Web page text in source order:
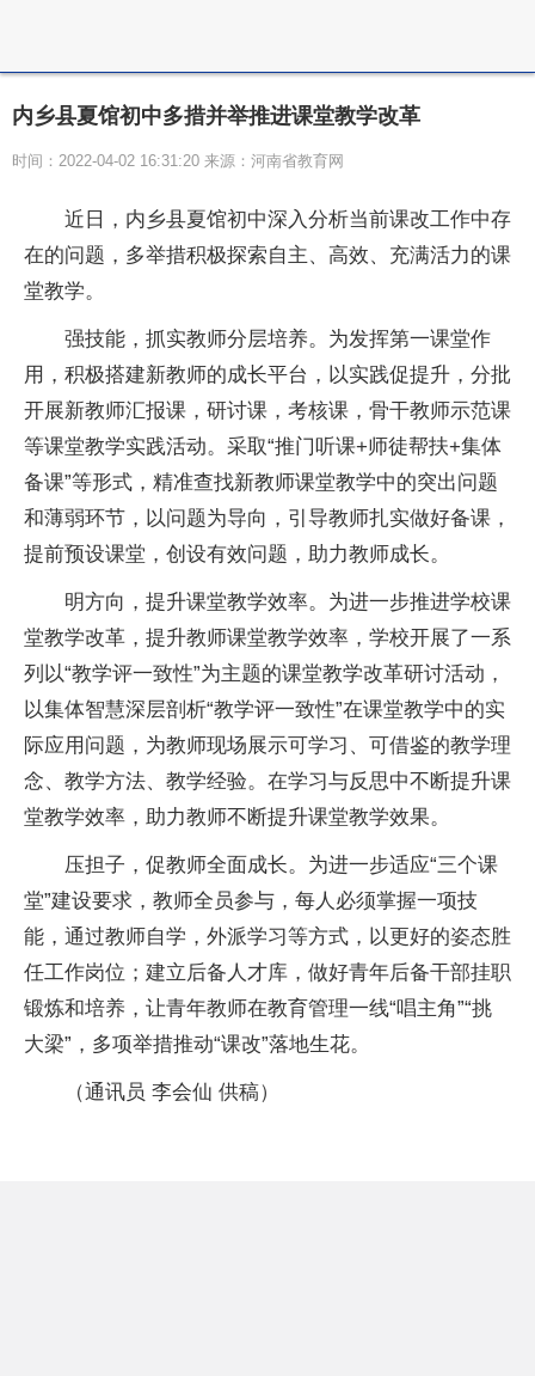
内乡县夏馆初中多措并举推进课堂教学改革
时间：2022-04-02 16:31:20 来源：河南省教育网
近日，内乡县夏馆初中深入分析当前课改工作中存
在的问题，多举措积极探索自主、高效、充满活力的课
堂教学。
强技能，抓实教师分层培养。为发挥第一课堂作
用，积极搭建新教师的成长平台，以实践促提升，分批
开展新教师汇报课，研讨课，考核课，骨干教师示范课
等课堂教学实践活动。采取“推门听课+师徒帮扶+集体
备课”等形式，精准查找新教师课堂教学中的突出问题
和薄弱环节，以问题为导向，引导教师扎实做好备课，
提前预设课堂，创设有效问题，助力教师成长。
明方向，提升课堂教学效率。为进一步推进学校课
堂教学改革，提升教师课堂教学效率，学校开展了一系
列以“教学评一致性”为主题的课堂教学改革研讨活动，
以集体智慧深层剖析“教学评一致性”在课堂教学中的实
际应用问题，为教师现场展示可学习、可借鉴的教学理
念、教学方法、教学经验。在学习与反思中不断提升课
堂教学效率，助力教师不断提升课堂教学效果。
压担子，促教师全面成长。为进一步适应“三个课
堂”建设要求，教师全员参与，每人必须掌握一项技
能，通过教师自学，外派学习等方式，以更好的姿态胜
任工作岗位；建立后备人才库，做好青年后备干部挂职
锻炼和培养，让青年教师在教育管理一线“唱主角”“挑
大梁”，多项举措推动“课改”落地生花。
（通讯员 李会仙 供稿）